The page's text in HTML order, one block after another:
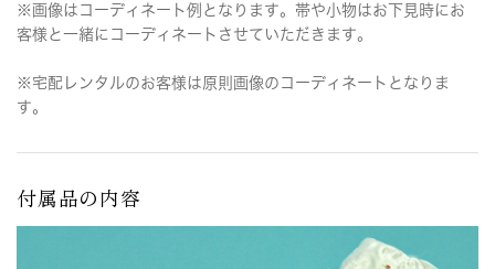
※画像はコーディネート例となります。帯や小物はお下見時にお
客様と一緒にコーディネートさせていただきます。
※宅配レンタルのお客様は原則画像のコーディネートとなりま
す。
付属品の内容